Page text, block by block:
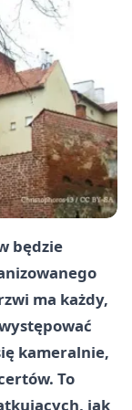
będzie
ma każdy,
kameralnie,
To
jak